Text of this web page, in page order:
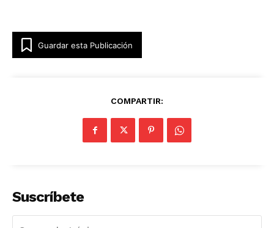
Guardar esta Publicación
COMPARTIR:
Suscríbete